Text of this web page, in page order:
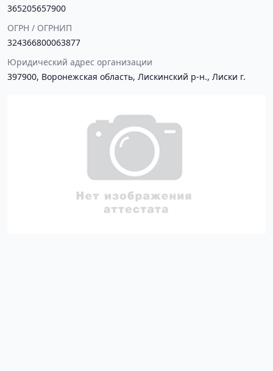
365205657900
ОГРН / ОГРНИП
324366800063877
Юридический адрес организации
397900, Воронежская область, Лискинский р-н., Лиски г.